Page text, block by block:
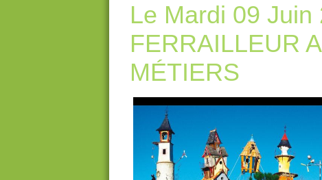
Le Mardi 09
FERRAILLEUR
MÉTIERS